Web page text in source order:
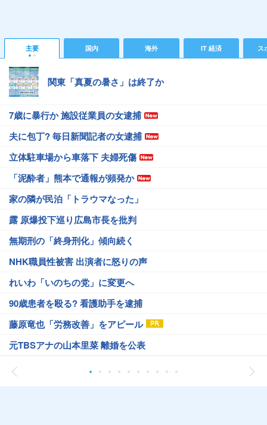
主要 国内 海外 IT 経済 ス
関東「真夏の暑さ」は終了か
7歳に暴行か 施設従業員の女逮捕
夫に包丁? 毎日新聞記者の女逮捕
立体駐車場から車落下 夫婦死傷
「泥酔者」熊本で通報が頻発か
家の隣が民泊「トラウマなった」
露 原爆投下巡り広島市長を批判
無期刑の「終身刑化」傾向続く
NHK職員性被害 出演者に怒りの声
れいわ「いのちの党」に変更へ
90歳患者を殴る? 看護助手を逮捕
藤原竜也「労務改善」をアピール
元TBSアナの山本里菜 離婚を公表